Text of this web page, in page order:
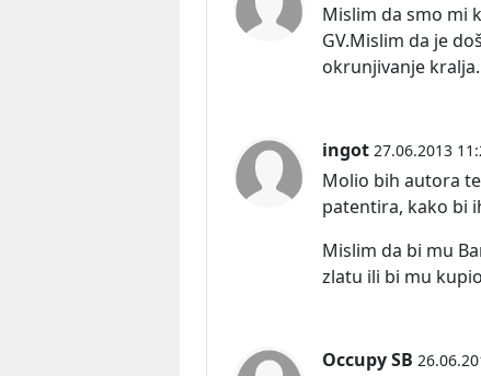
Mislim da smo mi
GV.Mislim da je
okrunjivanje
ingot 27.06.2013
Molio bih autora
patentira, kako bi
Mislim da bi mu
zlatu ili bi mu
Occupy SB